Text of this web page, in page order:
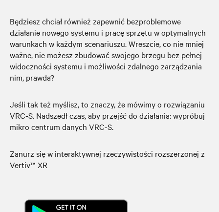
Będziesz chciał również zapewnić bezproblemowe
działanie nowego systemu i pracę sprzętu w optymalnych
warunkach w każdym scenariuszu. Wreszcie, co nie mniej
ważne, nie możesz zbudować swojego brzegu bez pełnej
widoczności systemu i możliwości zdalnego zarządzania
nim, prawda?
Jeśli tak też myślisz, to znaczy, że mówimy o rozwiązaniu
VRC-S. Nadszedł czas, aby przejść do działania: wypróbuj
mikro centrum danych VRC-S.
Zanurz się w interaktywnej rzeczywistości rozszerzonej z
Vertiv™ XR